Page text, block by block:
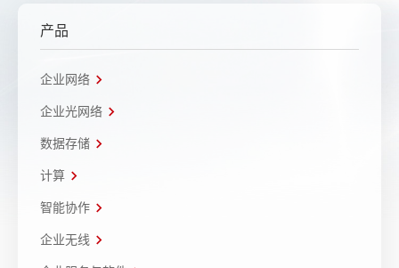
产品
企业网络
企业光网络
数据存储
计算
智能协作
企业无线